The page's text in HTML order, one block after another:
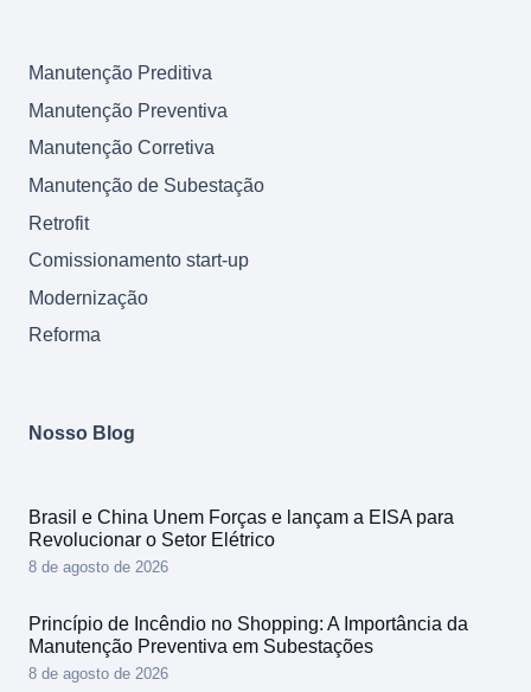
Manutenção Preditiva
Manutenção Preventiva
Manutenção Corretiva
Manutenção de Subestação
Retrofit
Comissionamento start-up
Modernização
Reforma
Nosso Blog
Brasil e China Unem Forças e lançam a EISA para
Revolucionar o Setor Elétrico
8 de agosto de 2026
Princípio de Incêndio no Shopping: A Importância da
Manutenção Preventiva em Subestações
8 de agosto de 2026